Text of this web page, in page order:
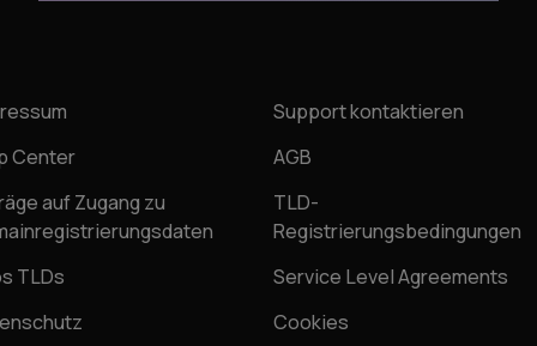
Support kontaktieren
Center
AGB
auf Zugang zu
TLD-
Registrierungsbedingungen
TLDs
Service Level Agreements
Cookies